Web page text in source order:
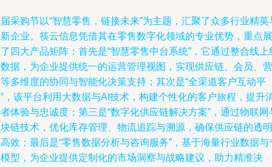
采购节以“智慧零售，链接未来”为主题，汇聚了众多行业精英
企业。筷云信息凭借其在零售数字化领域的专业优势，重点展
四大产品矩阵：首先是“智慧零售中台系统”，它通过整合线上
据，为企业提供统一的运营管理视图，实现供应链、会员、营
多维度的协同与智能化决策支持；其次是“全渠道客户互动平
，该平台利用大数据与AI技术，构建个性化的客户旅程，提升
体验与忠诚度；第三是“数字化供应链解决方案”，通过物联网
链技术，优化库存管理、物流追踪与溯源，确保供应链的透明
效；最后是“零售数据分析与咨询服务”，基于海量行业数据与
型，为企业提供定制化的市场洞察与战略建议，助力精准决